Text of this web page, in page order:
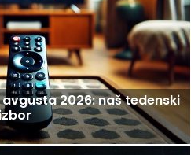
avgusta 2026: naš tedenski